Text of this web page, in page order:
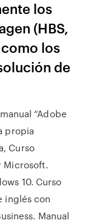
los
(HBS,
como los
de
“Adobe
propia
Curso
Microsoft.
10. Curso
inglés con
Manual